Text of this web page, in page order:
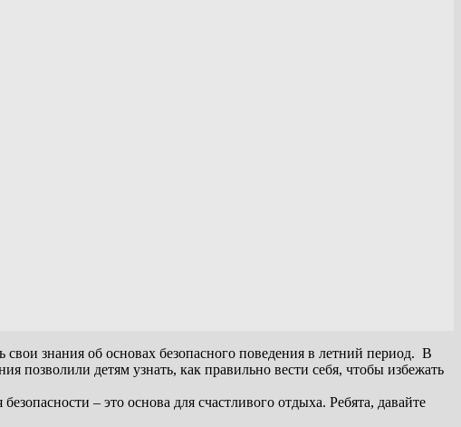
знания об основах безопасного поведения в летний период. В
позволили детям узнать, как правильно вести себя, чтобы избежать
– это основа для счастливого отдыха. Ребята, давайте